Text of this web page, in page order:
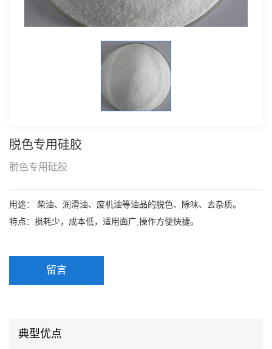
脱色专用硅胶
脱色专用硅胶
用途： 柴油、润滑油、废机油等油品的脱色、除味、去杂质。
特点：损耗少，成本低，适用面广,操作方便快捷。
留言
典型优点